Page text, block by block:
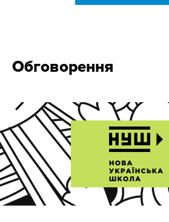
Обговорення